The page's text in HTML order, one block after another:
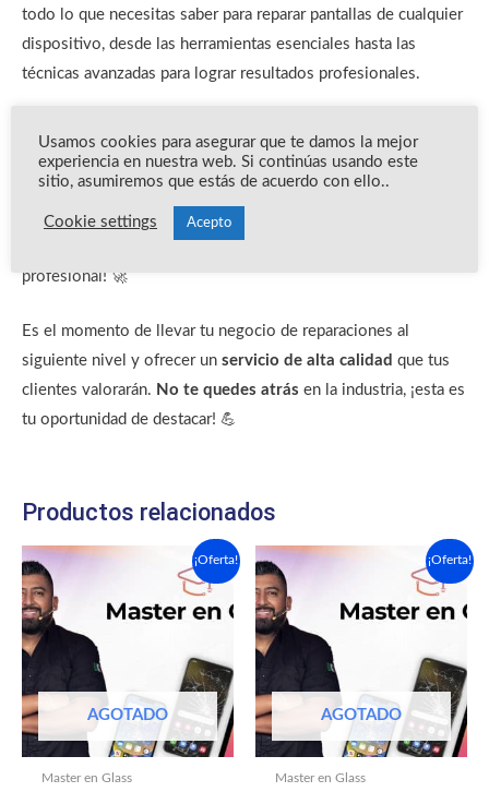
todo lo que necesitas saber para reparar pantallas de cualquier
dispositivo, desde las herramientas esenciales hasta las
técnicas avanzadas para lograr resultados profesionales.
cubren desde lapreparación del equipohasta el proceso
completo delaminado y pulido de pantallas . Además, podrás
dominarlas técnicas necesarias para trabajar con pantallas
profesional! 🚀
Es el momento de llevar tu negocio de reparaciones al
siguiente nivel y ofrecer un servicio de alta calidad que tus
clientes valorarán. No te quedes atrás en la industria, ¡esta es
tu oportunidad de destacar! 💪
Productos relacionados
¡Oferta!
AGOTADO
Master en Glass
era:
precio
actual
es:
¡Oferta!
AGOTADO
Master en Glass
era:
precio
actual
es:
Usamos cookies para asegurar que te damos la mejor
experiencia en nuestra web. Si continúas usando este
sitio, asumiremos que estás de acuerdo con ello..
Cookie settings Acepto